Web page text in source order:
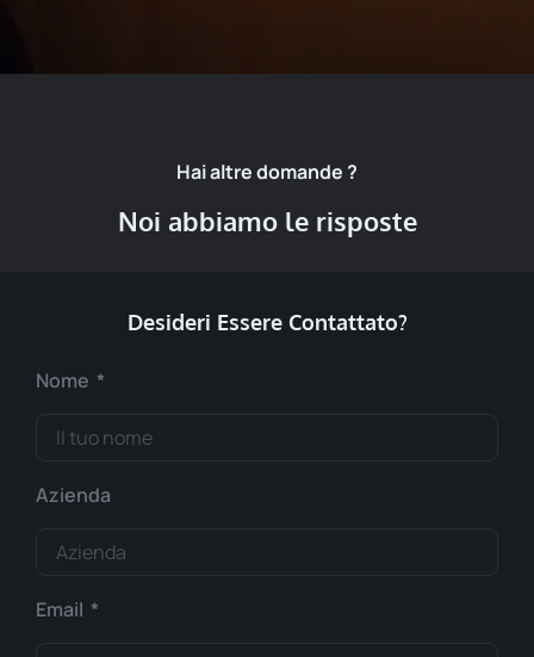
Hai altre domande ?
Noi abbiamo le risposte
Desideri Essere Contattato?
Nome
Azienda
Email